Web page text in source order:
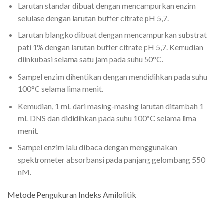
Larutan standar dibuat dengan mencampurkan enzim
selulase dengan larutan buffer citrate pH 5,7.
Larutan blangko dibuat dengan mencampurkan substrat
pati 1% dengan larutan buffer citrate pH 5,7. Kemudian
diinkubasi selama satu jam pada suhu 50°C.
Sampel enzim dihentikan dengan mendidihkan pada suhu
100°C selama lima menit.
Kemudian, 1 mL dari masing-masing larutan ditambah 1
mL DNS dan dididihkan pada suhu 100°C selama lima
menit.
Sampel enzim lalu dibaca dengan menggunakan
spektrometer absorbansi pada panjang gelombang 550
nM.
Metode Pengukuran Indeks Amilolitik